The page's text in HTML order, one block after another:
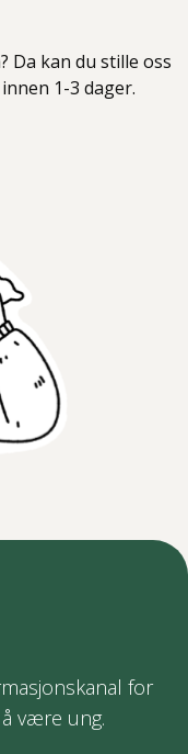
Da kan du stille oss
1-3 dager.
for
være ung.